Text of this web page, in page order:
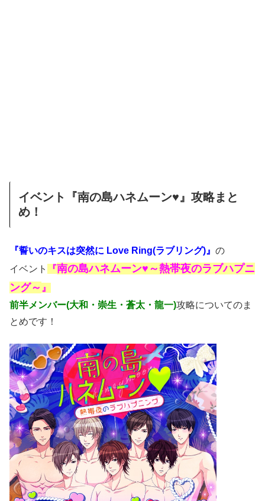
イベント『南の島ハネムーン♥』攻略まと
め！
『誓いのキスは突然に Love Ring(ラブリング)』 の
イベント
『南の島ハネムーン♥～熱帯夜のラブハプニ
ング～ 』
前半メンバー(大和・崇生・蒼太・龍一)攻略についてのま
とめです！